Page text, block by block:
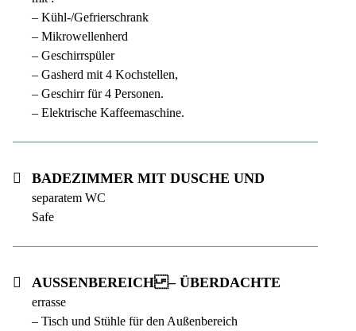
– Kühl-/Gefrierschrank
– Mikrowellenherd
– Geschirrspüler
– Gasherd mit 4 Kochstellen,
– Geschirr für 4 Personen.
– Elektrische Kaffeemaschine.
Badezimmer mit Dusche und
separatem WC
Safe
Außenbereich:– Überdachte T
errasse
– Tisch und Stühle für den Außenbereich